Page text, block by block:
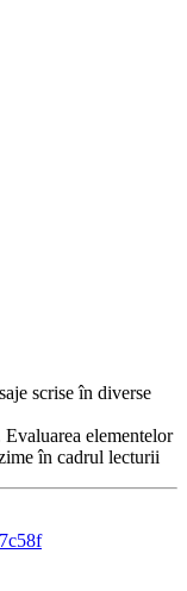
scrise în diverse
Evaluarea elementelor
în cadrul lecturii